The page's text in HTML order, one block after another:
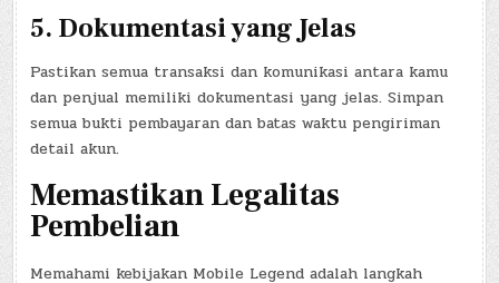
5. Dokumentasi yang Jelas
Pastikan semua transaksi dan komunikasi antara kamu
dan penjual memiliki dokumentasi yang jelas. Simpan
semua bukti pembayaran dan batas waktu pengiriman
detail akun.
Memastikan Legalitas
Pembelian
Memahami kebijakan Mobile Legend adalah langkah